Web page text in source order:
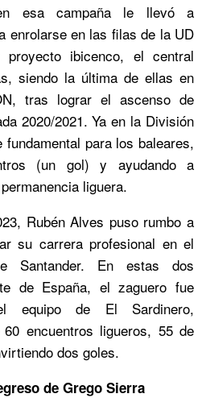
esa campaña le llevó a
enrolarse en las filas de la UD
ibicenco, el central
siendo la última de ellas en
tras lograr el ascenso de
2020/2021. Ya en la División
para los baleares,
(un gol) y ayudando a
liguera.
Rubén Alves puso rumbo a
su carrera profesional en el
Santander. En estas dos
de España, el zaguero fue
equipo de El Sardinero,
encuentros ligueros, 55 de
dos goles.
de Grego Sierra